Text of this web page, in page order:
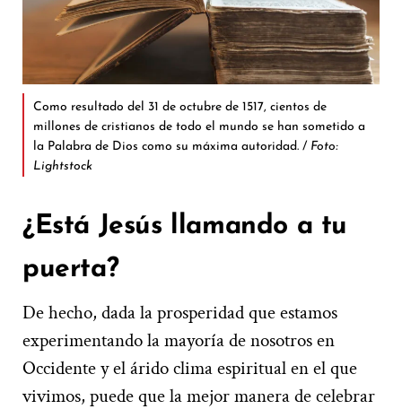
Como resultado del 31 de octubre de 1517, cientos de
millones de cristianos de todo el mundo se han sometido a
la Palabra de Dios como su máxima autoridad. / Foto:
Lightstock
¿Está Jesús llamando a tu
puerta?
De hecho, dada la prosperidad que estamos
experimentando la mayoría de nosotros en
Occidente y el árido clima espiritual en el que
vivimos, puede que la mejor manera de celebrar